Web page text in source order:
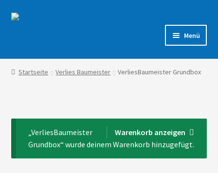
Zur
Zum
Menü
Shop
Startseite Verlies Baumeister VerliesBaumeister Grundbox
Warenkorb anzeigen
„VerliesBaumeister
Grundbox“ wurde deinem Warenkorb hinzugefügt.